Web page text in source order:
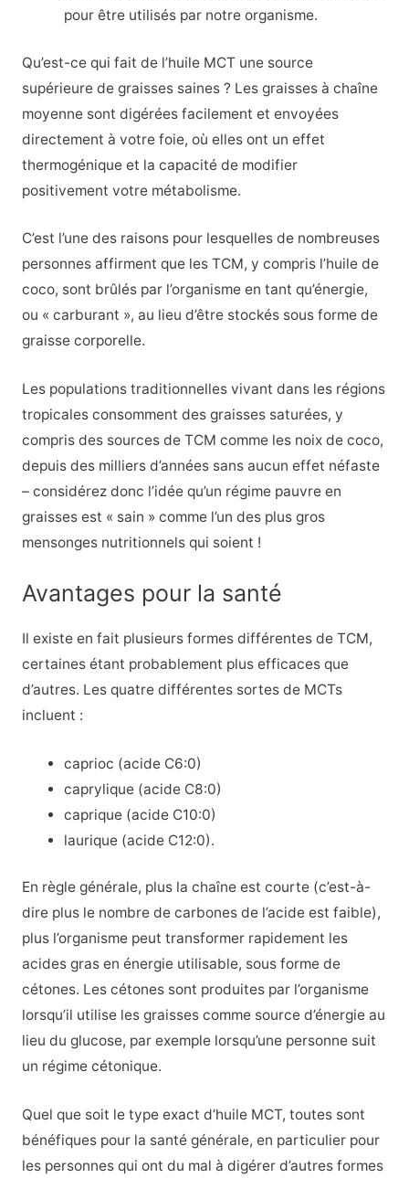
pour être utilisés par notre organisme.
Qu’est-ce qui fait de l’huile MCT une source
supérieure de graisses saines ? Les graisses à chaîne
moyenne sont digérées facilement et envoyées
directement à votre foie, où elles ont un effet
thermogénique et la capacité de modifier
positivement votre métabolisme.
C’est l’une des raisons pour lesquelles de nombreuses
personnes affirment que les TCM, y compris l’huile de
coco, sont brûlés par l’organisme en tant qu’énergie,
ou « carburant », au lieu d’être stockés sous forme de
graisse corporelle.
Les populations traditionnelles vivant dans les régions
tropicales consomment des graisses saturées, y
compris des sources de TCM comme les noix de coco,
depuis des milliers d’années sans aucun effet néfaste
– considérez donc l’idée qu’un régime pauvre en
graisses est « sain » comme l’un des plus gros
mensonges nutritionnels qui soient !
Avantages pour la santé
Il existe en fait plusieurs formes différentes de TCM,
certaines étant probablement plus efficaces que
d’autres. Les quatre différentes sortes de MCTs
incluent :
caprioc (acide C6:0)
caprylique (acide C8:0)
caprique (acide C10:0)
laurique (acide C12:0).
En règle générale, plus la chaîne est courte (c’est-à-
dire plus le nombre de carbones de l’acide est faible),
plus l’organisme peut transformer rapidement les
acides gras en énergie utilisable, sous forme de
cétones. Les cétones sont produites par l’organisme
lorsqu’il utilise les graisses comme source d’énergie au
lieu du glucose, par exemple lorsqu’une personne suit
un régime cétonique.
Quel que soit le type exact d’huile MCT, toutes sont
bénéfiques pour la santé générale, en particulier pour
les personnes qui ont du mal à digérer d’autres formes